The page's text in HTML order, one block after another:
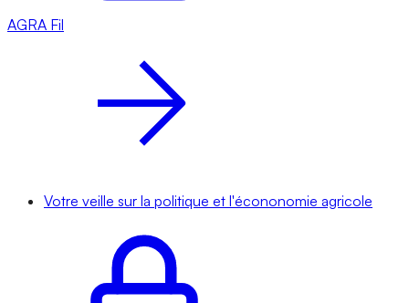
AGRA Fil
Votre veille sur la politique et l'écononomie agricole